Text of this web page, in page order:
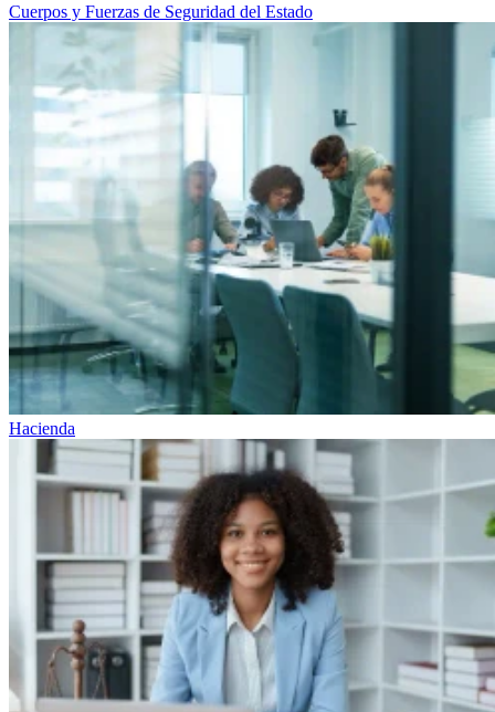
Cuerpos y Fuerzas de Seguridad del Estado
Hacienda